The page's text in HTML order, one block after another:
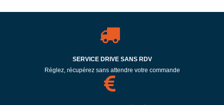
SERVICE DRIVE SANS RDV
Réglez, récupérez sans attendre votre commande